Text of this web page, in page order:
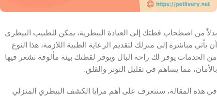
بدلاً من اصطحاب قطتك إلى العيادة البيطرية، يمكن للطبيب البيطري
أن يأتي مباشرة إلى منزلك لتقديم الرعاية الطبية اللازمة، هذا النوع
من الخدمات يوفر لك راحة البال ويوفر لقطتك بيئة مألوفة تشعر فيها
بالأمان، مما يساهم في تقليل التوتر والقلق.
في هذه المقالة، سنتعرف على أهم مزايا الكشف البيطري المنزلي